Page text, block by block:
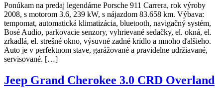
Ponúkam na predaj legendárne Porsche 911 Carrera, rok výroby
2008, s motorom 3.6, 239 kW, s nájazdom 83.658 km. Výbava:
tempomat, automatická klimatizácia, bluetooth, navigačný systém,
Bosé Audio, parkovacie senzory, vyhrievané sedačky, el. okná, el.
zrkadlá, el. strešné okno, výsuvné zadné krídlo a mnoho ďalšieho.
Auto je v perfektnom stave, garážované a pravidelne udržiavané,
servisované. […]
Jeep Grand Cherokee 3.0 CRD Overland